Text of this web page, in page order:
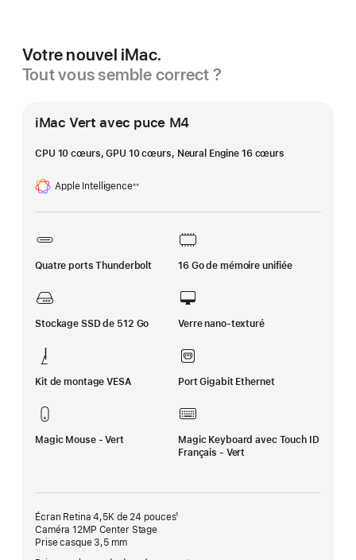
Votre nouvel iMac.
Tout vous semble correct ?
iMac Vert avec puce M4
CPU 10 cœurs, GPU 10 cœurs, Neural Engine 16 cœurs
Apple Intelligence
Note
de
※※
Quatre ports Thunderbolt 16 Go de mémoire unifiée
Stockage SSD de 512 Go Verre nano-texturé
Kit de montage VESA Port Gigabit Ethernet
Magic Mouse - Vert
Magic Keyboard avec Touch ID
Français - Vert
Écran Retina 4,5K de 24 pouces¹
Caméra 12MP Center Stage
Prise casque 3,5 mm